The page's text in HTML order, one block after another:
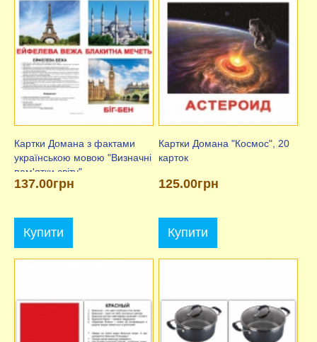
Картки Домана з фактами
українською мовою "Визначні
пам'ятки світу"
137.00грн
Купити
Картки Домана "Космос", 20
карток
125.00грн
Купити